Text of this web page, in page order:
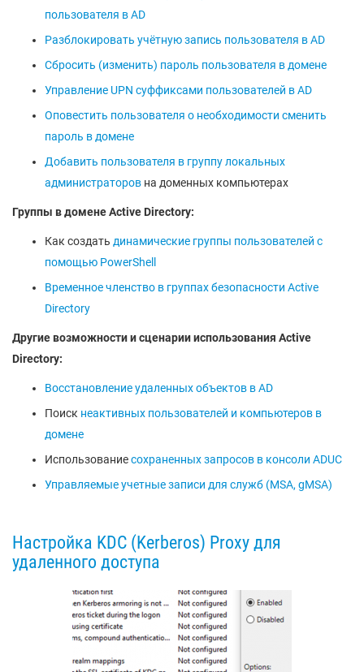
пользователя в AD
Разблокировать учётную запись пользователя в AD
Сбросить (изменить) пароль пользователя в домене
Управление UPN суффиксами пользователей в AD
Оповестить пользователя о необходимости сменить
пароль в домене
Добавить пользователя в группу локальных
администраторов на доменных компьютерах
Группы в домене Active Directory:
Как создать динамические группы пользователей с
помощью PowerShell
Временное членство в группах безопасности Active
Directory
Другие возможности и сценарии использования Active
Directory:
Восстановление удаленных объектов в AD
Поиск неактивных пользователей и компьютеров в
домене
Использованиесохраненных запросов в консоли ADUC
Управляемые учетные записи для служб (MSA, gMSA)
Настройка KDC (Kerberos) Proxy для
удаленного доступа